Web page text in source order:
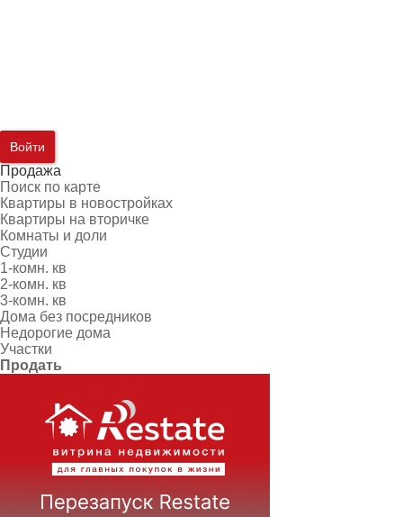
Войти
Продажа
Поиск по карте
Квартиры в новостройках
Квартиры на вторичке
Комнаты и доли
Студии
1-комн. кв
2-комн. кв
3-комн. кв
Дома без посредников
Недорогие дома
Участки
Продать